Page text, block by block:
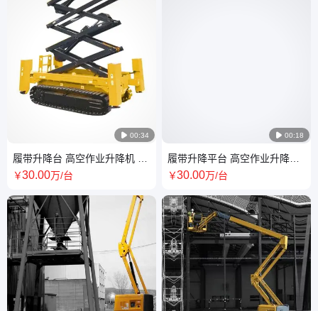
 00:34
履带升降台 高空作业升降机 爬
坡能力强 高度可定制
￥30.00万/台
 00:18
履带升降平台 高空作业升降机
爬坡能力强 全国可发货
￥30.00万/台